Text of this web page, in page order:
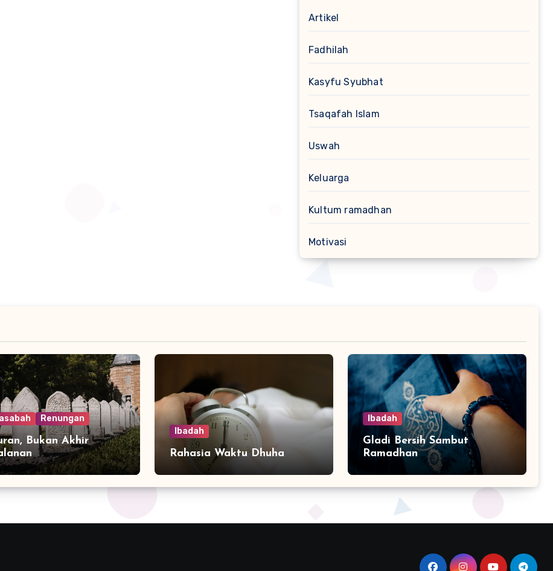
Artikel
Fadhilah
Kasyfu Syubhat
Tsaqafah Islam
Uswah
Keluarga
Kultum ramadhan
Motivasi
Renungan
Bukan Akhir
Ibadah
Rahasia Waktu Dhuha
Ibadah
Gladi Bersih Sambut
Ramadhan